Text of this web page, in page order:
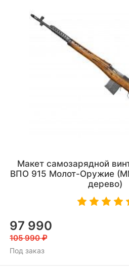
Макет самозарядной
ВПО 915 Молот-Оружие
дерево)
97 990
105 990
Под заказ